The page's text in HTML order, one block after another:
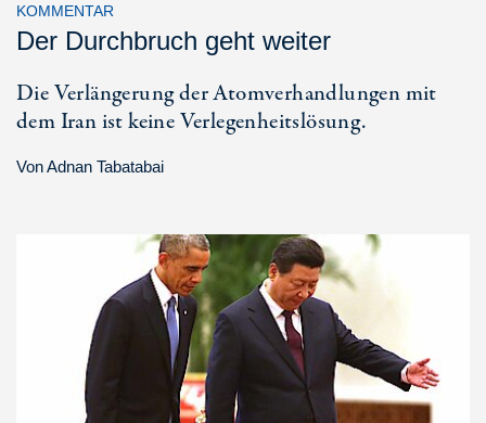
KOMMENTAR
Der Durchbruch geht weiter
Die Verlängerung der Atomverhandlungen mit
dem Iran ist keine Verlegenheitslösung.
VonAdnan Tabatabai